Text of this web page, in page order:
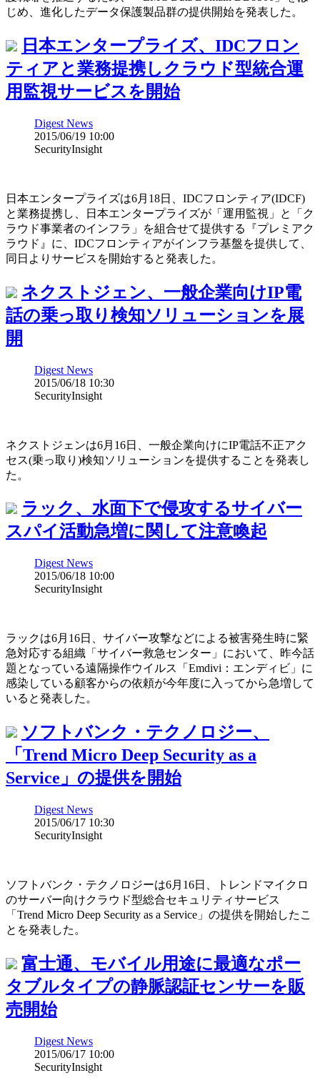
じめ、進化したデータ保護製品群の提供開始を発表した。
日本エンタープライズ、IDCフロン
ティアと業務提携しクラウド型統合運
用監視サービスを開始
Digest News
2015/06/19 10:00
SecurityInsight
日本エンタープライズは6月18日、IDCフロンティア(IDCF)
と業務提携し、日本エンタープライズが「運用監視」と「ク
ラウド事業者のインフラ」を組合せて提供する『プレミアク
ラウド』に、IDCフロンティアがインフラ基盤を提供して、
同日よりサービスを開始すると発表した。
ネクストジェン、一般企業向けIP電
話の乗っ取り検知ソリューションを展
開
Digest News
2015/06/18 10:30
SecurityInsight
ネクストジェンは6月16日、一般企業向けにIP電話不正アク
セス(乗っ取り)検知ソリューションを提供することを発表し
た。
ラック、水面下で侵攻するサイバー
スパイ活動急増に関して注意喚起
Digest News
2015/06/18 10:00
SecurityInsight
ラックは6月16日、サイバー攻撃などによる被害発生時に緊
急対応する組織「サイバー救急センター」において、昨今話
題となっている遠隔操作ウイルス「Emdivi：エンディビ」に
感染している顧客からの依頼が今年度に入ってから急増して
いると発表した。
ソフトバンク・テクノロジー、
「Trend Micro Deep Security as a
Service」の提供を開始
Digest News
2015/06/17 10:30
SecurityInsight
ソフトバンク・テクノロジーは6月16日、トレンドマイクロ
のサーバー向けクラウド型総合セキュリティサービス
「Trend Micro Deep Security as a Service」の提供を開始したこ
とを発表した。
富士通、モバイル用途に最適なポー
タブルタイプの静脈認証センサーを販
売開始
Digest News
2015/06/17 10:00
SecurityInsight